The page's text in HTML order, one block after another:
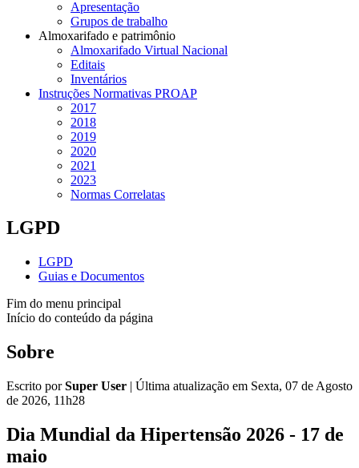
Apresentação
Grupos de trabalho
Almoxarifado e patrimônio
Almoxarifado Virtual Nacional
Editais
Inventários
Instruções Normativas PROAP
2017
2018
2019
2020
2021
2023
Normas Correlatas
LGPD
LGPD
Guias e Documentos
Fim do menu principal
Início do conteúdo da página
Sobre
Escrito porSuper User | Última atualização em Sexta, 07 de Agosto
de 2026, 11h28
Dia Mundial da Hipertensão 2026 - 17 de
maio